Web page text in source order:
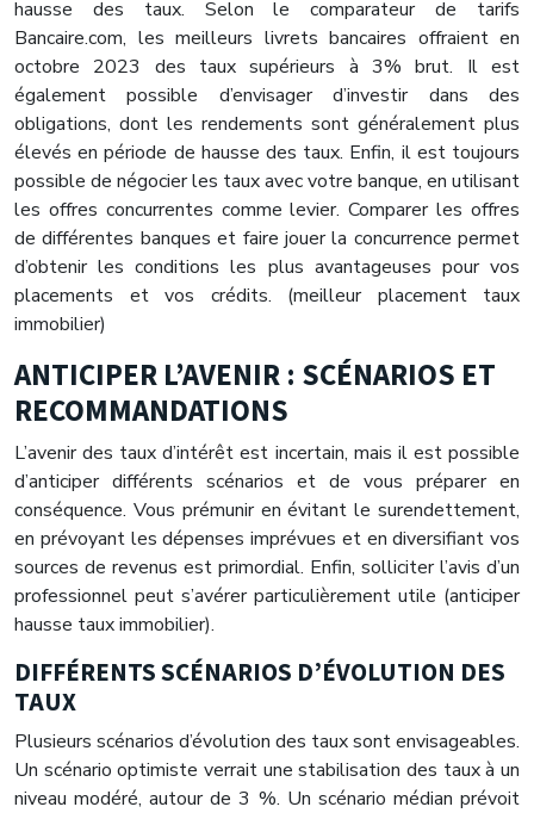
hausse des taux. Selon le comparateur de tarifs
Bancaire.com, les meilleurs livrets bancaires offraient en
octobre 2023 des taux supérieurs à 3% brut. Il est
également possible d’envisager d’investir dans des
obligations, dont les rendements sont généralement plus
élevés en période de hausse des taux. Enfin, il est toujours
possible de négocier les taux avec votre banque, en utilisant
les offres concurrentes comme levier. Comparer les offres
de différentes banques et faire jouer la concurrence permet
d’obtenir les conditions les plus avantageuses pour vos
placements et vos crédits. (meilleur placement taux
immobilier)
ANTICIPER L’AVENIR : SCÉNARIOS ET
RECOMMANDATIONS
L’avenir des taux d’intérêt est incertain, mais il est possible
d’anticiper différents scénarios et de vous préparer en
conséquence. Vous prémunir en évitant le surendettement,
en prévoyant les dépenses imprévues et en diversifiant vos
sources de revenus est primordial. Enfin, solliciter l’avis d’un
professionnel peut s’avérer particulièrement utile (anticiper
hausse taux immobilier).
DIFFÉRENTS SCÉNARIOS D’ÉVOLUTION DES
TAUX
Plusieurs scénarios d’évolution des taux sont envisageables.
Un scénario optimiste verrait une stabilisation des taux à un
niveau modéré, autour de 3 %. Un scénario médian prévoit